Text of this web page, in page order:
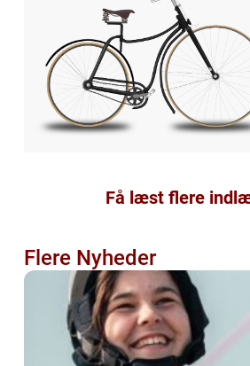
Få læst flere
Flere Nyheder